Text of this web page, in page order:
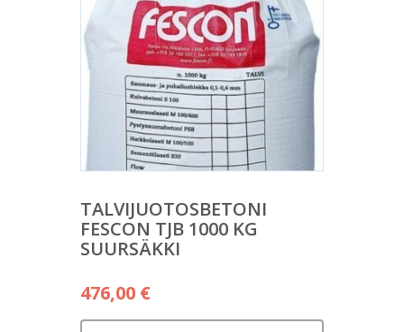
TALVIJUOTOSBETONI
FESCON TJB 1000 KG
SUURSÄKKI
476,00 €